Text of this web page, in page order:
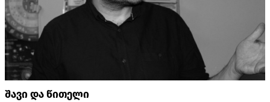
შავი და წითელი